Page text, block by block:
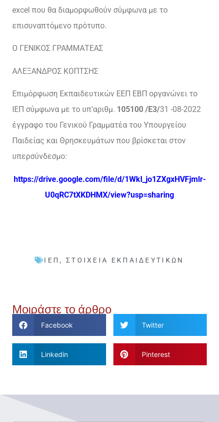
excel που θα διαμορφωθούν σύμφωνα με το
επισυναπτόμενο πρότυπο.
Ο ΓΕΝΙΚΟΣ ΓΡΑΜΜΑΤΕΑΣ
ΑΛΕΞΑΝΔΡΟΣ ΚΟΠΤΣΗΣ
Επιμόρφωση Εκπαιδευτικών ΕΕΠ ΕΒΠ οργανώνει το
ΙΕΠ σύμφωνα με το υπ’αριθμ. 105100 /Ε3/31 -08-2022
έγγραφο του Γενικού Γραμματέα του Υπουργείου
Παιδείας και Θρησκευμάτων που βρίσκεται στον
υπερσύνδεσμο:
https://drive.google.com/file/d/1Wkl_jo1ZXgxHVFjmlr-
U0qRC7tXKDHMX/view?usp=sharing
ΙΕΠ , ΣΤΟΙΧΕΊΑ ΕΚΠΑΙΔΕΥΤΙΚΏΝ
Μοιράστε το άρθρο
Facebook Twitter
Linkedin Pinterest